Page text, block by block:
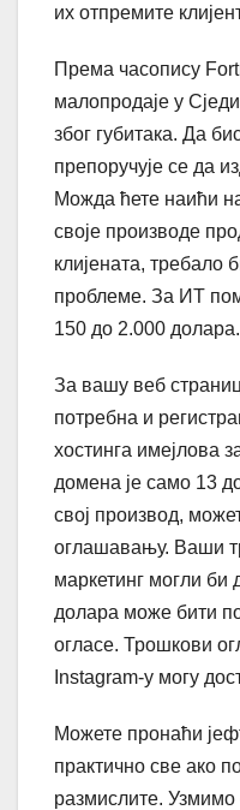
их отпремите
Према часопису
малопродаје у
због губитака. Да
препоручује се да
Можда ћете наићи
своје производе
клијената, требало
проблеме. За ИТ
150 до 2.000 долара.
За вашу веб
потребна и
хостинга имејлова
домена је само 13
свој производ,
оглашавању. Ваши
маркетинг могли би
долара може бити
огласе. Трошкови
Instagram-у могу
Можете пронаћи
практично све ако
размислите.